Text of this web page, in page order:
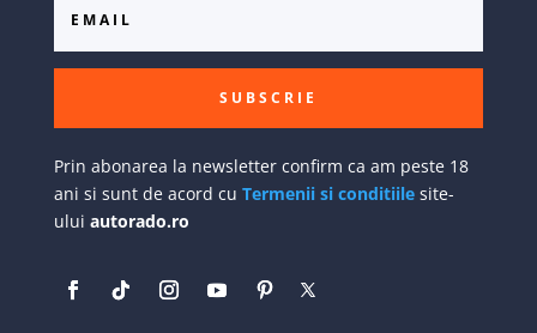
SUBSCRIE
Prin abonarea la newsletter confirm ca am peste 18
ani si sunt de acord cu Termenii si conditiilesite-
ului autorado.ro